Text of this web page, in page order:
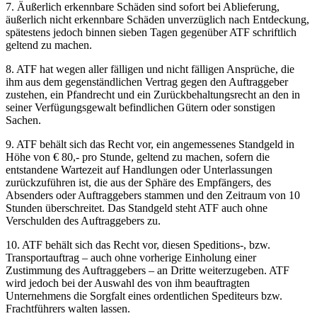
7. Äußerlich erkennbare Schäden sind sofort bei Ablieferung,
äußerlich nicht erkennbare Schäden unverzüglich nach Entdeckung,
spätestens jedoch binnen sieben Tagen gegenüber ATF schriftlich
geltend zu machen.
8. ATF hat wegen aller fälligen und nicht fälligen Ansprüche, die
ihm aus dem gegenständlichen Vertrag gegen den Auftraggeber
zustehen, ein Pfandrecht und ein Zurückbehaltungsrecht an den in
seiner Verfügungsgewalt befindlichen Gütern oder sonstigen
Sachen.
9. ATF behält sich das Recht vor, ein angemessenes Standgeld in
Höhe von € 80,- pro Stunde, geltend zu machen, sofern die
entstandene Wartezeit auf Handlungen oder Unterlassungen
zurückzuführen ist, die aus der Sphäre des Empfängers, des
Absenders oder Auftraggebers stammen und den Zeitraum von 10
Stunden überschreitet. Das Standgeld steht ATF auch ohne
Verschulden des Auftraggebers zu.
10. ATF behält sich das Recht vor, diesen Speditions-, bzw.
Transportauftrag – auch ohne vorherige Einholung einer
Zustimmung des Auftraggebers – an Dritte weiterzugeben. ATF
wird jedoch bei der Auswahl des von ihm beauftragten
Unternehmens die Sorgfalt eines ordentlichen Spediteurs bzw.
Frachtführers walten lassen.